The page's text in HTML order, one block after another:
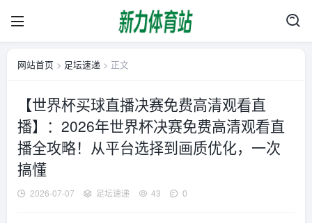
网站首页 > 足坛速递 > 正文
【世界杯买球直播决赛免费高清观看直
播】：2026年世界杯决赛免费高清观看直
播全攻略！从平台选择到画质优化，一次
搞懂
2026-07-07 足坛速递 43 0